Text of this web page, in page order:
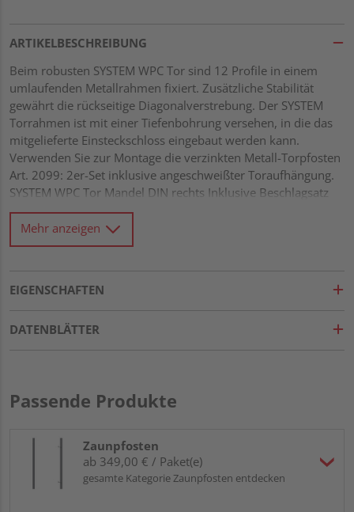
ARTIKELBESCHREIBUNG
Beim robusten SYSTEM WPC Tor sind 12 Profile in einem
umlaufenden Metallrahmen fixiert. Zusätzliche Stabilität
gewährt die rückseitige Diagonalverstrebung. Der SYSTEM
Torrahmen ist mit einer Tiefenbohrung versehen, in die das
mitgelieferte Einsteckschloss eingebaut werden kann.
Verwenden Sie zur Montage die verzinkten Metall-Torpfosten
Art. 2099: 2er-Set inklusive angeschweißter Toraufhängung.
SYSTEM WPC Tor Mandel DIN rechts Inklusive Beschlagsatz
und Schloss
Mehr anzeigen
EIGENSCHAFTEN
DATENBLÄTTER
Passende Produkte
Zaunpfosten
ab 349,00 € / Paket(e)
gesamte Kategorie Zaunpfosten entdecken